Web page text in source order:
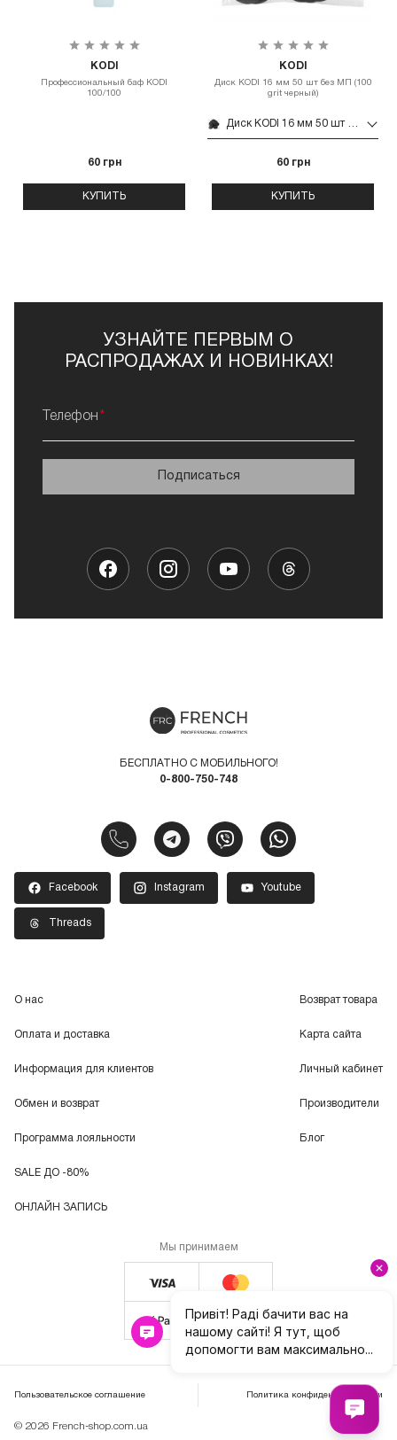
KODI
Профессиональный баф KODI
100/100
60 грн
КУПИТЬ
KODI
Диск KODI 16 мм 50 шт без МП (100
grit черный)
Диск KODI 16 мм 50 шт без МП (100 grit черный)
60 грн
КУПИТЬ
УЗНАЙТЕ ПЕРВЫМ О
РАСПРОДАЖАХ И НОВИНКАХ!
Телефон
Подписаться
БЕСПЛАТНО С МОБИЛЬНОГО!
0-800-750-748
Facebook Instagram Youtube
Threads
О нас
Оплата и доставка
Информация для клиентов
Обмен и возврат
Программа лояльности
SALE ДО -80%
ОНЛАЙН ЗАПИСЬ
Возврат товара
Карта сайта
Личный кабинет
Производители
Блог
Мы принимаем
© 2026 French-shop.com.ua
Пользовательское соглашение Политика конфиденциальности